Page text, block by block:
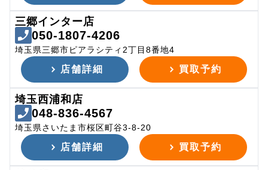
三郷インター店
050-1807-4206
埼玉県三郷市ピアラシティ2丁目8番地4
店舗詳細 買取予約
埼玉西浦和店
048-836-4567
埼玉県さいたま市桜区町谷3-8-20
店舗詳細 買取予約